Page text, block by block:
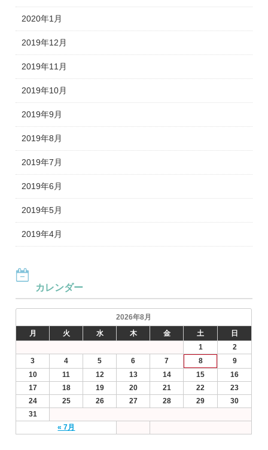
2020年1月
2019年12月
2019年11月
2019年10月
2019年9月
2019年8月
2019年7月
2019年6月
2019年5月
2019年4月
カレンダー
2026年8月
月
火 水 木 金 土 日
« 7月
1
2
3
4 5 6 7 8
9
10
11 12 13 14 15
16
17
18 19 20 21 22
23
24
25 26 27 28 29
30
31